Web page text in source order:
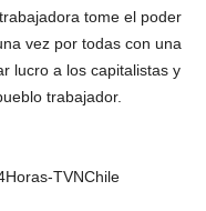
tome el poder
vez por todas con una
lucro a los capitalistas y
trabajador.
TVNChile